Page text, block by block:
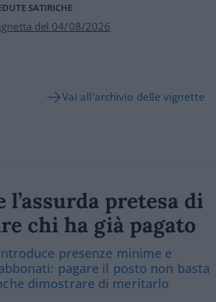
SATIRICHE
del 04/08/2026
Vai all'archivio delle vignette
l’assurda pretesa di
chi ha già pagato
presenze minime e
pagare il posto non basta
dimostrare di meritarlo